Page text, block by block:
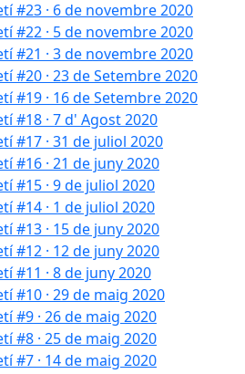
#23 · 6 de novembre 2020
#22 · 5 de novembre 2020
#21 · 3 de novembre 2020
#20 · 23 de Setembre 2020
#19 · 16 de Setembre 2020
#18 · 7 d' Agost 2020
#17 · 31 de juliol 2020
#16 · 21 de juny 2020
#15 · 9 de juliol 2020
#14 · 1 de juliol 2020
#13 · 15 de juny 2020
#12 · 12 de juny 2020
#11 · 8 de juny 2020
#10 · 29 de maig 2020
#9 · 26 de maig 2020
#8 · 25 de maig 2020
#7 · 14 de maig 2020